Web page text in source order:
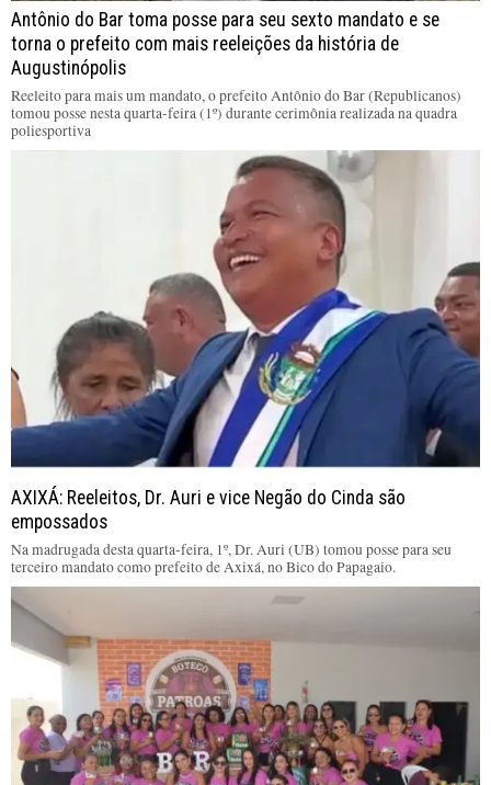
Antônio do Bar toma posse para seu sexto mandato e se
torna o prefeito com mais reeleições da história de
Augustinópolis
Reeleito para mais um mandato, o prefeito Antônio do Bar (Republicanos)
tomou posse nesta quarta-feira (1º) durante cerimônia realizada na quadra
poliesportiva
AXIXÁ: Reeleitos, Dr. Auri e vice Negão do Cinda são
empossados
Na madrugada desta quarta-feira, 1º, Dr. Auri (UB) tomou posse para seu
terceiro mandato como prefeito de Axixá, no Bico do Papagaio.